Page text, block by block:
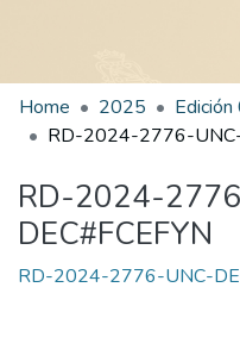
Home 2025
RD-2024-
DEC#FCEFYN
RD-2024-2776-UNC-